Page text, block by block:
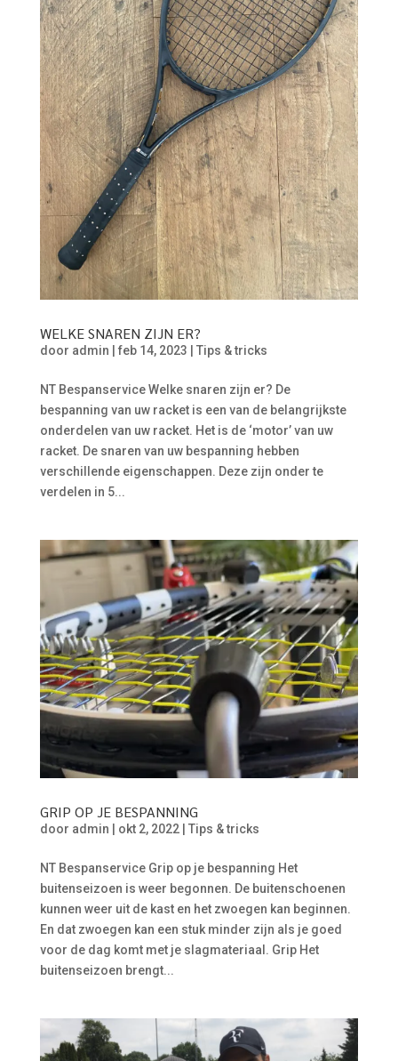
WELKE SNAREN ZIJN ER?
door admin feb 14, 2023 Tips & tricks
NT Bespanservice Welke snaren zijn er? De
bespanning van uw racket is een van de belangrijkste
onderdelen van uw racket. Het is de ‘motor’ van uw
racket. De snaren van uw bespanning hebben
verschillende eigenschappen. Deze zijn onder te
verdelen in 5...
GRIP OP JE BESPANNING
door admin okt 2, 2022| Tips & tricks
NT Bespanservice Grip op je bespanning Het
buitenseizoen is weer begonnen. De buitenschoenen
kunnen weer uit de kast en het zwoegen kan beginnen.
En dat zwoegen kan een stuk minder zijn als je goed
voor de dag komt met je slagmateriaal. Grip Het
buitenseizoen brengt...